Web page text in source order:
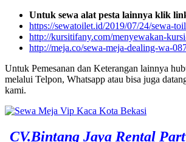
Untuk sewa alat pesta lainnya klik
https://sewatoilet.id/2019/07/24/sewa-
http://kursitifany.com/menyewakan-
http://meja.co/sewa-meja-dealing-wa-
Untuk Pemesanan dan Keterangan lainnya
melalui Telpon, Whatsapp atau bisa juga
kami.
CV.Bintang Jaya Rental